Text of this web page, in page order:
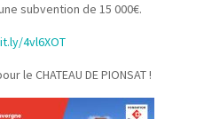
subvention de 15 000€.
4vl6XOT
le CHATEAU DE PIONSAT !